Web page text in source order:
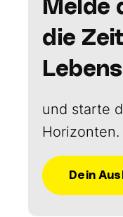
Melde
die
und starte
Horizonten.
Dein